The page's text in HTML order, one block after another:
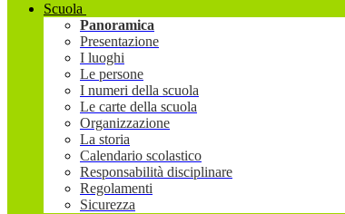
Scuola
Panoramica
Presentazione
I luoghi
Le persone
I numeri della scuola
Le carte della scuola
Organizzazione
La storia
Calendario scolastico
Responsabilità disciplinare
Regolamenti
Sicurezza